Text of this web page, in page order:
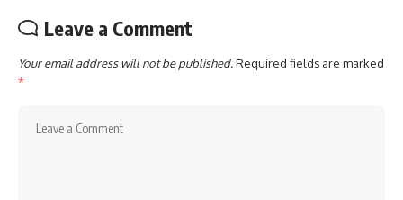
Leave a Comment
Your email address will not be published.Required fields are marked
*